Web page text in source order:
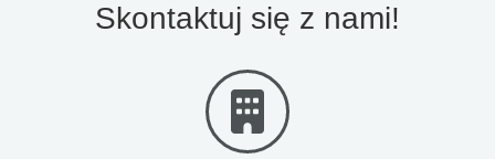
Skontaktuj się z nami!